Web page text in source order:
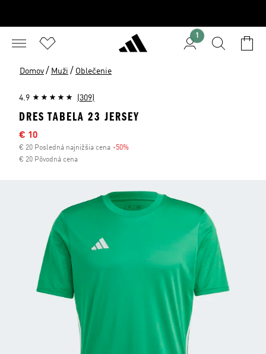
1
Domov / Muži / Oblečenie
4.9 (309)
DRES TABELA 23 JERSEY
Výpredajová cena
€ 10
€ 20 Posledná najnižšia cena -50%
€ 20 Pôvodná cena